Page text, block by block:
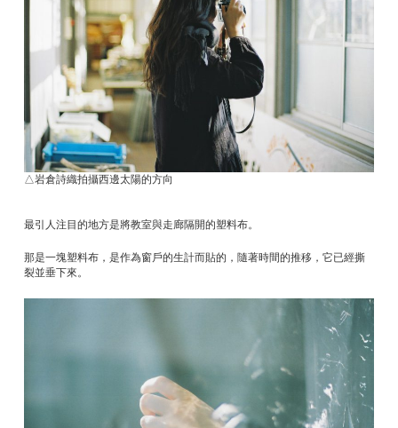
△岩倉詩織拍攝西邊太陽的方向
最引人注目的地方是將教室與走廊隔開的塑料布。
那是一塊塑料布，是作為窗戶的生計而貼的，隨著時間的推移，它已經撕
裂並垂下來。